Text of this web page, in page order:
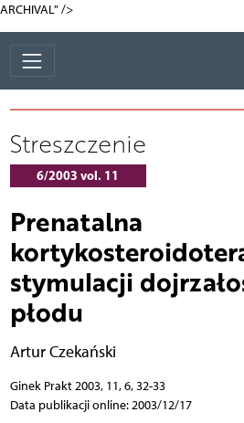
ARCHIVAL" />
Streszczenie
6/2003 vol. 11
Prenatalna
stymulacji
płodu
Artur Czekański
Ginek Prakt 2003, 11, 6, 32-33
Data publikacji online: 2003/12/17